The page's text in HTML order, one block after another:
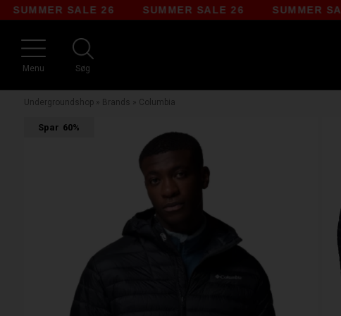
SALE 26 SUMMER SALE 26 SUMMER SALE 26
Menu Søg
Undergroundshop» Brands » Columbia
Spar 60%